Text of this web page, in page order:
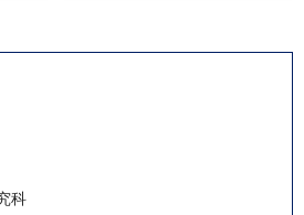
科